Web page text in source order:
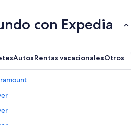
con Expedia
AutosRentas vacacionalesOtros